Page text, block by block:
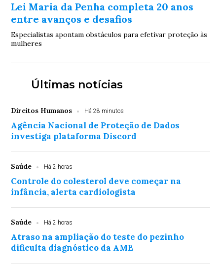
Lei Maria da Penha completa 20 anos
entre avanços e desafios
Especialistas apontam obstáculos para efetivar proteção às
mulheres
Últimas notícias
Direitos Humanos Há 28 minutos
Agência Nacional de Proteção de Dados
investiga plataforma Discord
Saúde Há 2 horas
Controle do colesterol deve começar na
infância, alerta cardiologista
Saúde Há 2 horas
Atraso na ampliação do teste do pezinho
dificulta diagnóstico da AME